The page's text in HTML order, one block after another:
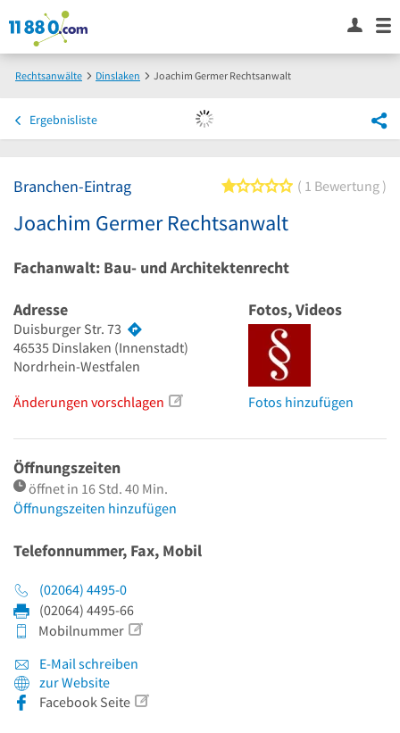
Rechtsanwälte Dinslaken Joachim Germer Rechtsanwalt
Ergebnisliste
Branchen-Eintrag 1 von 5 Sternen
1 Bewertung
Joachim Germer Rechtsanwalt
Fachanwalt: Bau- und Architektenrecht
Adresse
Duisburger Str. 73
46535 Dinslaken (Innenstadt)
Nordrhein-Westfalen
Änderungen vorschlagen
Fotos, Videos
Fotos hinzufügen
Öffnungszeiten
öffnet in 16 Std. 40 Min.
Öffnungszeiten hinzufügen
Telefonnummer, Fax, Mobil
(02064) 4495-0
(02064) 4495-66
Mobilnummer
E-Mail schreiben
zur Website
Facebook Seite